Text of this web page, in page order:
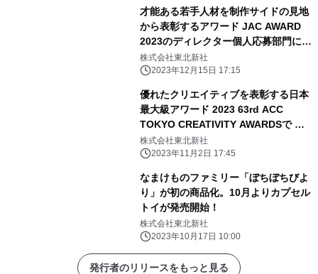
才能ある若手人材を制作サイドの見地
から表彰するアワード JAC AWARD
2023のディレクター個人応募部門にて
グランプリを受賞！
株式会社東北新社
2023年12月15日 17:15
優れたクリエイティブを表彰する日本
最大級アワード 2023 63rd ACC
TOKYO CREATIVITY AWARDSで フ
ィルム部門Bカテゴリーにて 総務大臣
賞／ACCグランプリを受賞！
株式会社東北新社
2023年11月2日 17:45
なまけものファミリー「ぼちぼちびよ
り」が初の商品化。10月よりカプセル
トイが発売開始！
株式会社東北新社
2023年10月17日 10:00
発行者のリリースをもっと見る